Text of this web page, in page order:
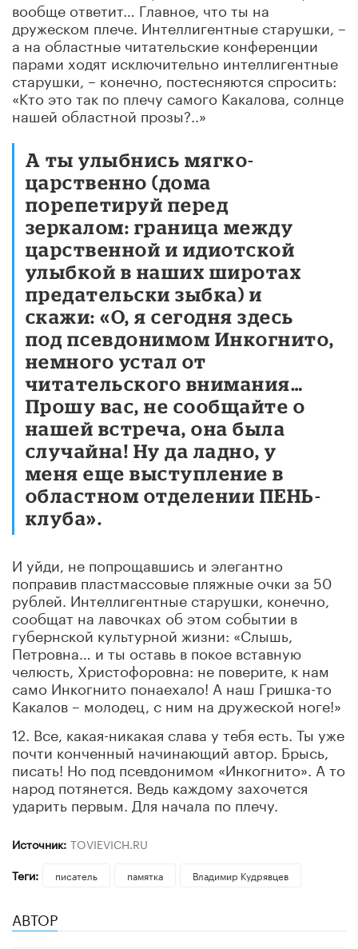
вообще ответит… Главное, что ты на
дружеском плече. Интеллигентные старушки, –
а на областные читательские конференции
парами ходят исключительно интеллигентные
старушки, – конечно, постесняются спросить:
«Кто это так по плечу самого Какалова, солнце
нашей областной прозы?..»
А ты улыбнись мягко-
царственно (дома
порепетируй перед
зеркалом: граница между
царственной и идиотской
улыбкой в наших широтах
предательски зыбка) и
скажи: «О, я сегодня здесь
под псевдонимом Инкогнито,
немного устал от
читательского внимания…
Прошу вас, не сообщайте о
нашей встреча, она была
случайна! Ну да ладно, у
меня еще выступление в
областном отделении ПЕНЬ-
клуба».
И уйди, не попрощавшись и элегантно
поправив пластмассовые пляжные очки за 50
рублей. Интеллигентные старушки, конечно,
сообщат на лавочках об этом событии в
губернской культурной жизни: «Слышь,
Петровна… и ты оставь в покое вставную
челюсть, Христофоровна: не поверите, к нам
само Инкогнито понаехало! А наш Гришка-то
Какалов – молодец, с ним на дружеской ноге!»
12. Все, какая-никакая слава у тебя есть. Ты уже
почти конченный начинающий автор. Брысь,
писать! Но под псевдонимом «Инкогнито». А то
народ потянется. Ведь каждому захочется
ударить первым. Для начала по плечу.
Источник: TOVIEVICH.RU
Теги:
писатель памятка Владимир Кудрявцев
АВТОР